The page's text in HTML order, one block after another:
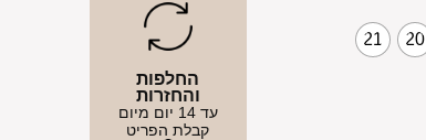
20
21
החלפות
והחזרות
עד 14 יום מיום
קבלת הפריט